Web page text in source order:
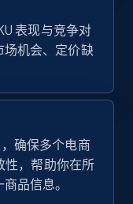
Initial
and more.
shop url
Initial
表现与竞争对
场机会、定价缺
确保多个电商
性，帮助你在所
品信息。